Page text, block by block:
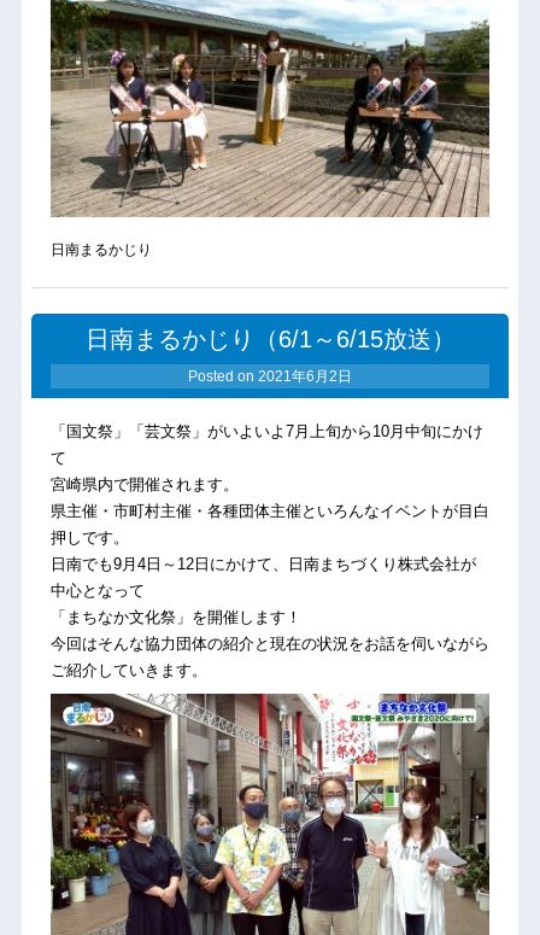
日南まるかじり
日南まるかじり（6/1～6/15放送）
Posted on 2021年6月2日
「国文祭」「芸文祭」がいよいよ7月上旬から10月中旬にかけ
て
宮崎県内で開催されます。
県主催・市町村主催・各種団体主催といろんなイベントが目白
押しです。
日南でも9月4日～12日にかけて、日南まちづくり株式会社が
中心となって
「まちなか文化祭」を開催します！
今回はそんな協力団体の紹介と現在の状況をお話を伺いながら
ご紹介していきます。